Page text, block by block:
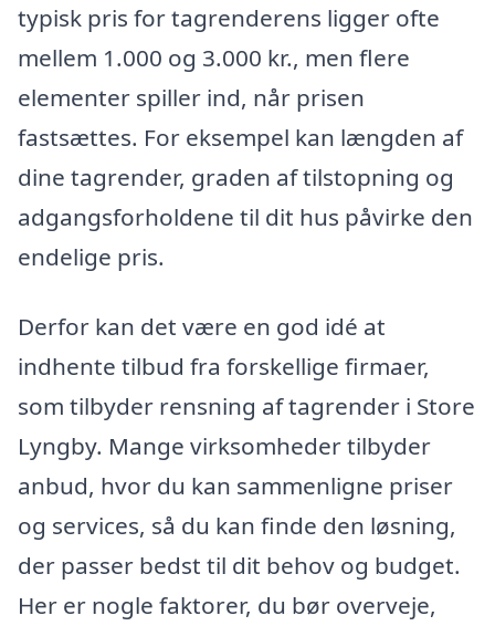
typisk pris for tagrenderens ligger ofte
mellem 1.000 og 3.000 kr., men flere
elementer spiller ind, når prisen
fastsættes. For eksempel kan længden af
dine tagrender, graden af tilstopning og
adgangsforholdene til dit hus påvirke den
endelige pris.
Derfor kan det være en god idé at
indhente tilbud fra forskellige firmaer,
som tilbyder rensning af tagrender i Store
Lyngby. Mange virksomheder tilbyder
anbud, hvor du kan sammenligne priser
og services, så du kan finde den løsning,
der passer bedst til dit behov og budget.
Her er nogle faktorer, du bør overveje,